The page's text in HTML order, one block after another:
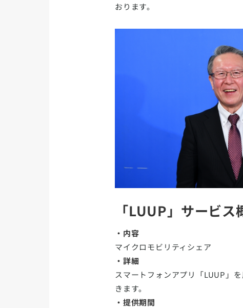
おります。
「LUUP」サービス
・内容
マイクロモビリティシェア
・詳細
スマートフォンアプリ「LUUP」
きます。
・提供期間